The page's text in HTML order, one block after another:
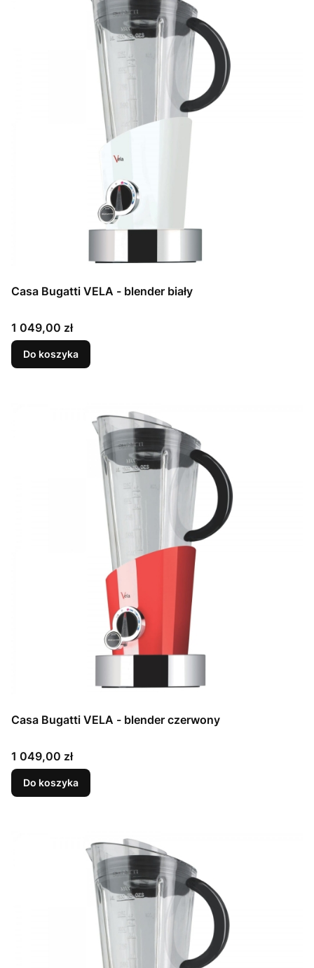
Casa Bugatti VELA - blender biały
Cena
1 049,00 zł
Do koszyka
Casa Bugatti VELA - blender czerwony
Cena
1 049,00 zł
Do koszyka